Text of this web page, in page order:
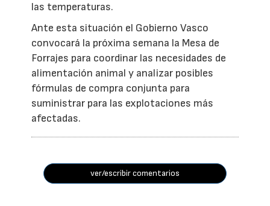
las temperaturas.
Ante esta situación el Gobierno Vasco
convocará la próxima semana la Mesa de
Forrajes para coordinar las necesidades de
alimentación animal y analizar posibles
fórmulas de compra conjunta para
suministrar para las explotaciones más
afectadas.
ver/escribir comentarios